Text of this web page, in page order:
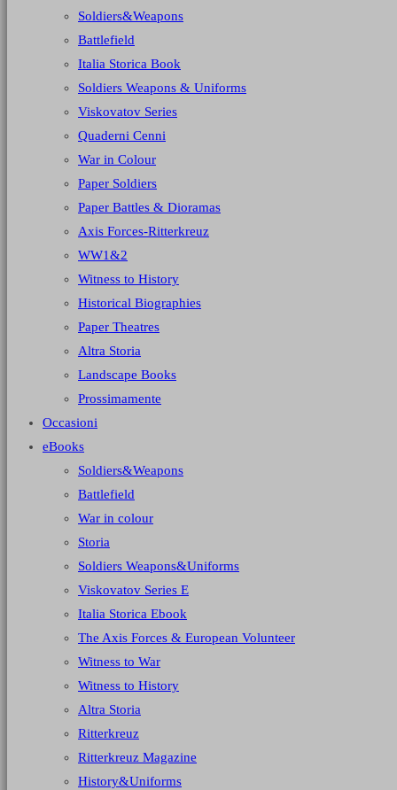
Soldiers&Weapons
Battlefield
Italia Storica Book
Soldiers Weapons & Uniforms
Viskovatov Series
Quaderni Cenni
War in Colour
Paper Soldiers
Paper Battles & Dioramas
Axis Forces-Ritterkreuz
WW1&2
Witness to History
Historical Biographies
Paper Theatres
Altra Storia
Landscape Books
Prossimamente
Occasioni
eBooks
Soldiers&Weapons
Battlefield
War in colour
Storia
Soldiers Weapons&Uniforms
Viskovatov Series E
Italia Storica Ebook
The Axis Forces & European Volunteer
Witness to War
Witness to History
Altra Storia
Ritterkreuz
Ritterkreuz Magazine
History&Uniforms